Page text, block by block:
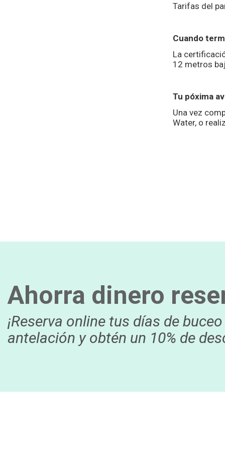
Tarifas del
Cuando
La
12 metros
Tu póxima
Una vez
Water, o
Ahorra dinero
¡Reserva online tus días de
antelación y obtén un 10% de